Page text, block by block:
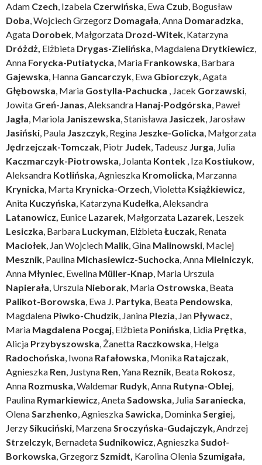
Adam Czech, Izabela Czerwińska, Ewa Czub, Bogusław
Doba, Wojciech Grzegorz Domagała, Anna Domaradzka,
Agata Dorobek, Małgorzata Drozd-Witek, Katarzyna
Dróżdż, Elżbieta Drygas-Zielińska, Magdalena Drytkiewicz,
Anna Forycka-Putiatycka, Maria Frankowska, Barbara
Gajewska, Hanna Gancarczyk, Ewa Gbiorczyk, Agata
Głębowska, Maria Gostylla-Pachucka , Jacek Gorzawski,
Jowita Greń-Janas, Aleksandra Hanaj-Podgórska, Paweł
Jagła, Mariola Janiszewska, Stanisława Jasiczek, Jarosław
Jasiński, Paula Jaszczyk, Regina Jeszke-Golicka, Małgorzata
Jędrzejczak-Tomczak, Piotr Judek, Tadeusz Jurga, Julia
Kaczmarczyk-Piotrowska, Jolanta Kontek , Iza Kostiukow,
Aleksandra Kotlińska, Agnieszka Kromolicka, Marzanna
Krynicka, Marta Krynicka-Orzech, Violetta Książkiewicz,
Anita Kuczyńska, Katarzyna Kudełka, Aleksandra
Latanowicz, Eunice Lazarek, Małgorzata Lazarek, Leszek
Lesiczka, Barbara Luckyman, ElżbietaŁuczak, Renata
Maciołek, Jan Wojciech Malik, Gina Malinowski, Maciej
Mesznik, Paulina Michasiewicz-Suchocka, Anna Mielniczyk,
Anna Młyniec, Ewelina Müller-Knap, Maria Urszula
Napierała, Urszula Nieborak, Maria Ostrowska, Beata
Palikot-Borowska, Ewa J. Partyka, Beata Pendowska,
Magdalena Piwko-Chudzik, Janina Plezia, Jan Pływacz,
Maria Magdalena Pocgaj, Elżbieta Ponińska, Lidia Prętka,
Alicja Przybyszowska, Żanetta Raczkowska, Helga
Radochońska, Iwona Rafałowska, Monika Ratajczak,
Agnieszka Ren, Justyna Ren, Yana Reznik, Beata Rokosz,
Anna Rozmuska, Waldemar Rudyk, Anna Rutyna-Oblej,
Paulina Rymarkiewicz, AnetaSadowska, JuliaSaraniecka,
OlenaSarzhenko, AgnieszkaSawicka, DominkaSergiej,
JerzySikuciński, MarzenaSroczyńska-Gudajczyk, Andrzej
Strzelczyk, BernadetaSudnikowicz, AgnieszkaSudoł-
Borkowska, GrzegorzSzmidt, Karolina OleniaSzumigała,